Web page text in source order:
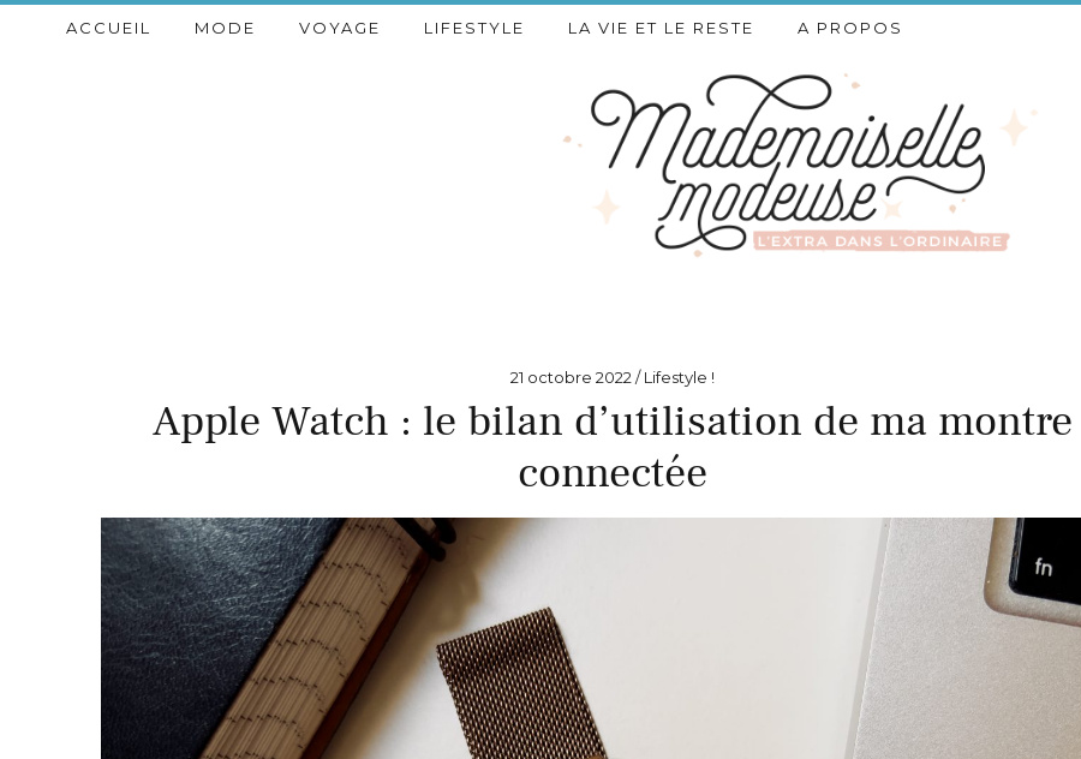
ACCUEIL MODE VOYAGE LIFESTYLE LA VIE ET LE RESTE A PROPOS
21 octobre 2022 Lifestyle !
Apple Watch : le bilan d’utilisation de ma montre
connectée